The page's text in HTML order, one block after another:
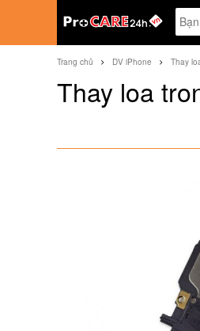
Trang chủ DV iPhone Thay
Thay loa